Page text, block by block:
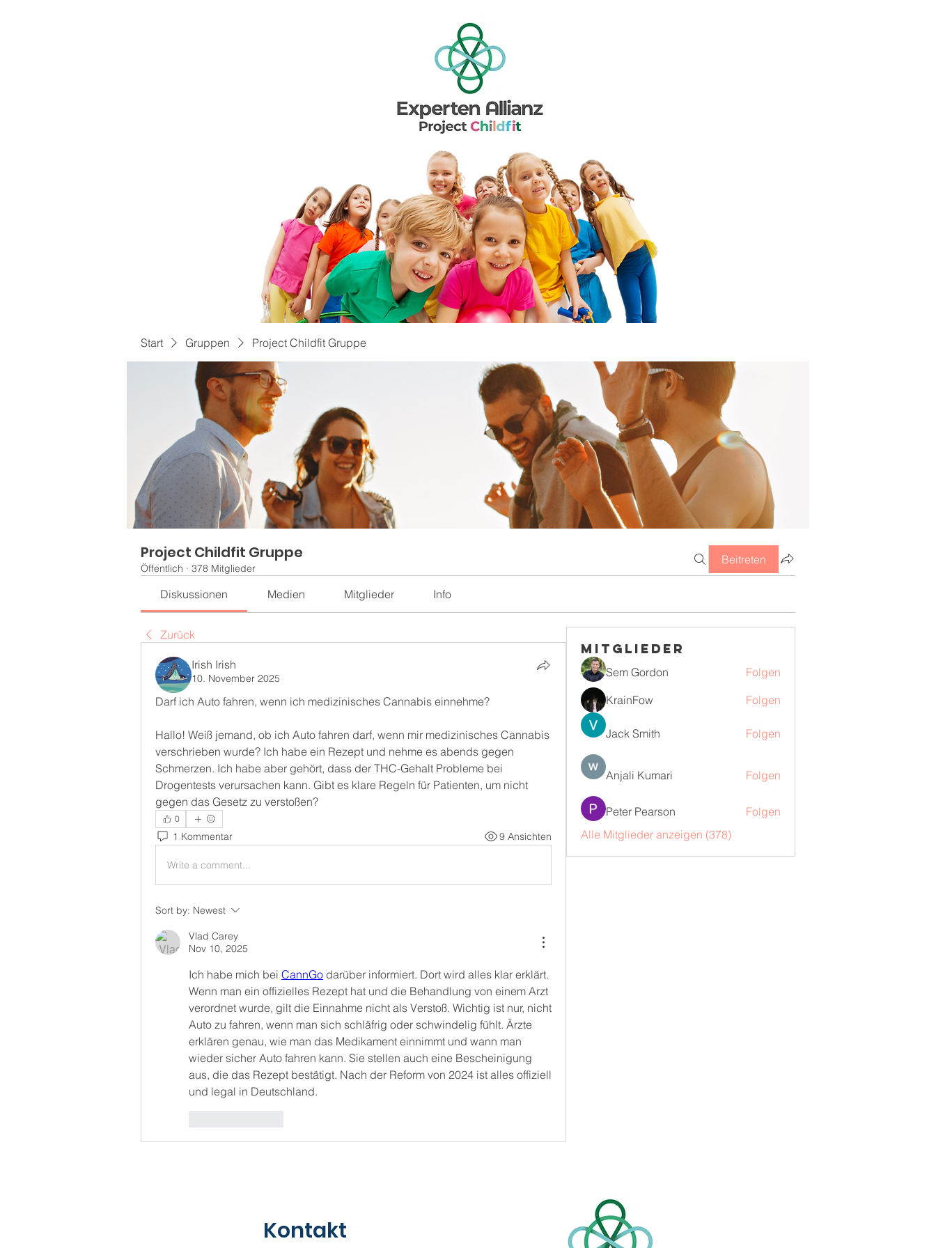
Start Gruppen Project Childfit Gruppe
Project Childfit Gruppe
Öffentlich · 378 Mitglieder
Beitreten
Diskussionen Medien Mitglieder Info
Zurück
Irish Irish
10. November 2025
Darf ich Auto fahren, wenn ich medizinisches Cannabis einnehme?
Hallo! Weiß jemand, ob ich Auto fahren darf, wenn mir medizinisches Cannabis
verschrieben wurde? Ich habe ein Rezept und nehme es abends gegen
Schmerzen. Ich habe aber gehört, dass der THC-Gehalt Probleme bei
Drogentests verursachen kann. Gibt es klare Regeln für Patienten, um nicht
gegen das Gesetz zu verstoßen?
0
1 Kommentar 9 Ansichten
Write a comment...
Sort by: Newest
Vlad Carey
Nov 10, 2025
Ich habe mich bei CannGo darüber informiert. Dort wird alles klar erklärt.
Wenn man ein offizielles Rezept hat und die Behandlung von einem Arzt
verordnet wurde, gilt die Einnahme nicht als Verstoß. Wichtig ist nur, nicht
Auto zu fahren, wenn man sich schläfrig oder schwindelig fühlt. Ärzte
erklären genau, wie man das Medikament einnimmt und wann man
wieder sicher Auto fahren kann. Sie stellen auch eine Bescheinigung
aus, die das Rezept bestätigt. Nach der Reform von 2024 ist alles offiziell
und legal in Deutschland.
Mitglieder
Sem Gordon
Folgen
KrainFow
Folgen
Jack Smith Folgen
Anjali Kumari Folgen
Peter Pearson
Folgen
Alle Mitglieder anzeigen (378)
Kontakt